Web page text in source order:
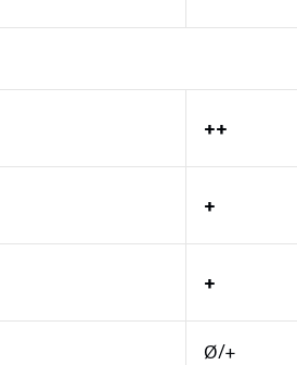
++
+
+
Ø/+